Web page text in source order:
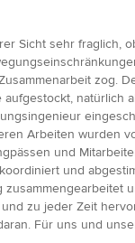
Sicht sehr fraglich,
zog.
natürlich
Arbeiten wurden
und
und
zu jeder Zeit
Für uns und